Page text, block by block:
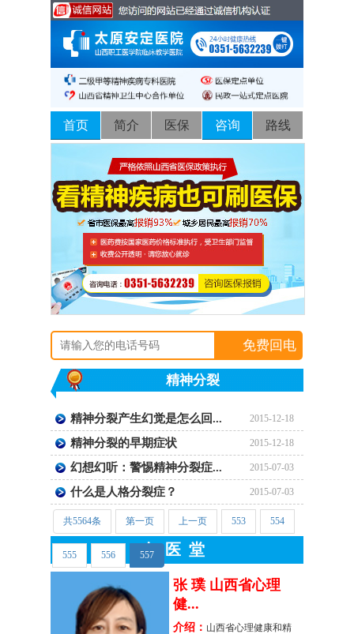
首页 简介 医保 咨询 路线
精神分裂
精神分裂产生幻觉是怎么回... 2015-12-18
精神分裂的早期症状 2015-12-18
幻想幻听：警惕精神分裂症... 2015-07-03
什么是人格分裂症？ 2015-07-03
共5564条 第一页 上一页 553 554
555 556 557
名医堂
张 璞 山西省心理
健...
介绍：山西省心理健康和精